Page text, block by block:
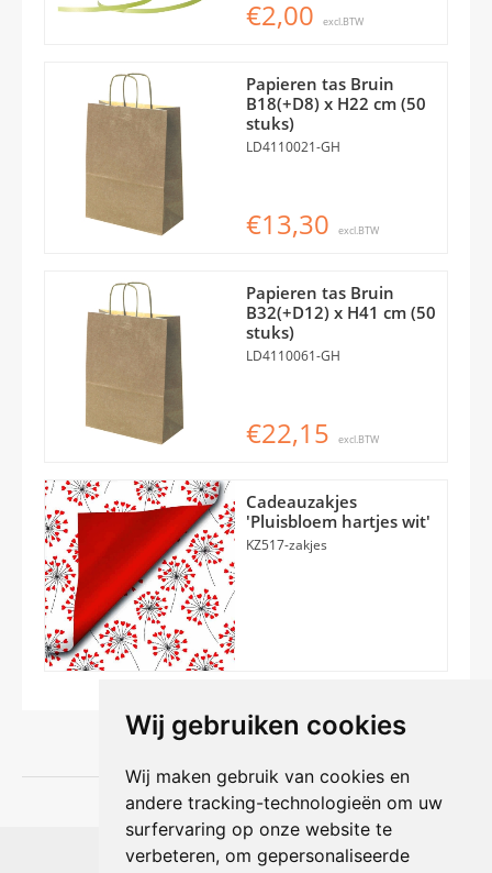
Wij gebruiken cookies
Wij maken gebruik van cookies en
andere tracking-technologieën om uw
surfervaring op onze website te
verbeteren, om gepersonaliseerde
€2,00 excl.BTW
Papieren tas Bruin
B18(+D8) x H22 cm (50
stuks)
LD4110021-GH
€13,30 excl.BTW
Papieren tas Bruin
B32(+D12) x H41 cm (50
stuks)
LD4110061-GH
€22,15 excl.BTW
Cadeauzakjes
'Pluisbloem hartjes wit'
KZ517-zakjes
Shophouse online